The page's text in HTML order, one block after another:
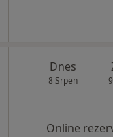
Dnes
8 Srpen
Online